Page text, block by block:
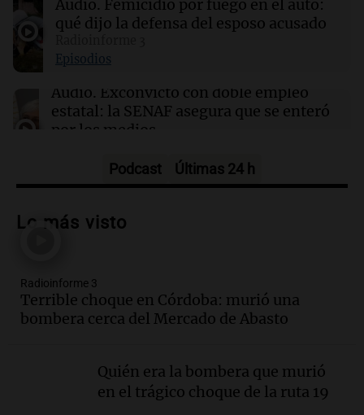
Framework en un ciberataque masivo
14:03 Tecnología
Cloudflare presenta Kitesurf, un navegador
diseñado para agentes de IA
Audio. Femicidio por fuego en el auto:
qué dijo la defensa del esposo acusado
Episodios
Audio. Exconvicto con doble empleo
estatal: la SENAF asegura que se enteró
por los medios
Caputo | Por Sergio Suppo
Audio.
interior, no se aten los rulos | Por
Adrián Simioni
Tras atrincherarse, la intendenta
interina de Villa Santa Cruz del Lago
Podcast Últimas 24 h
Lo más visto
Radioinforme 3
Terrible choque en Córdoba: murió una
bombera cerca del Mercado de Abasto
Quién era la bombera que murió
en el trágico choque de la ruta 19